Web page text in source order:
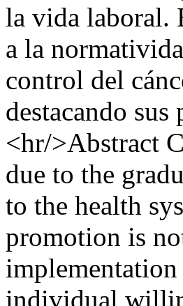
la vida laboral.
a la
control del
destacando
<hr/>Abstract
due to the
to the health
promotion is
individual